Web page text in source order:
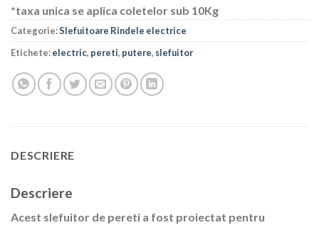
*taxa unica se aplica coletelor sub 10Kg
Categorie:Slefuitoare Rindele electrice
Etichete:electric, pereti, putere, slefuitor
DESCRIERE
Descriere
Acest slefuitor de pereti a fost proiectat pentru